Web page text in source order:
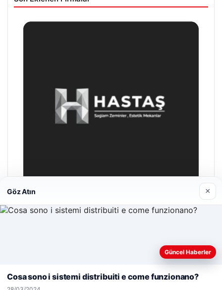
Web sitemizi nasıl kullandığınızı daha iyi anlayabilmek,
deneyiminizi kişiselleştirmek ve geliştirmek amacıyla çerezler
Göz Atın ×
Güncel Haberler
Cosa sono i sistemi distribuiti e come funzionano?